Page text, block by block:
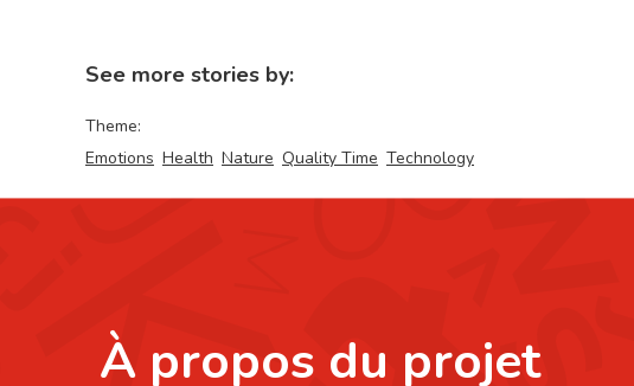
See more stories by:
Theme:
Emotions Health Nature Quality Time Technology
À propos du projet